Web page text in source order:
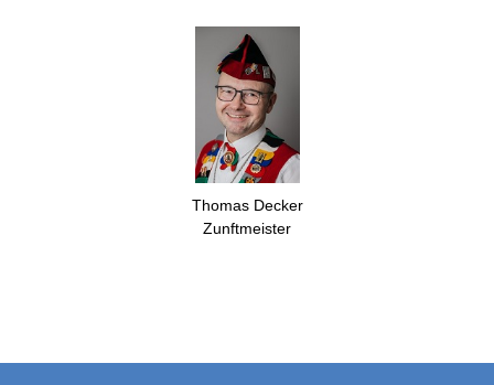
Thomas Decker
Zunftmeister